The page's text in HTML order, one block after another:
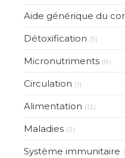
Aide générique du
Détoxification (5)
Micronutriments (8)
Circulation (1)
Alimentation (12)
Maladies (3)
Système immunitaire